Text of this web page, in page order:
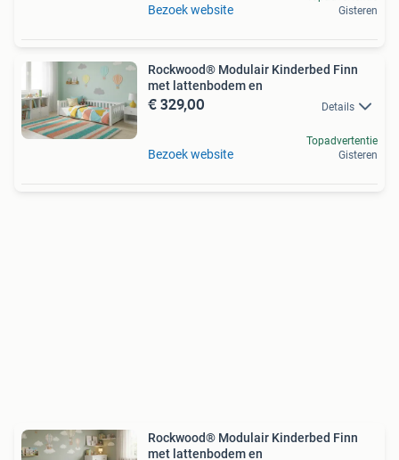
Bezoek website
Gisteren
Rockwood® Modulair Kinderbed Finn
met lattenbodem en
€ 329,00 Details
Bezoek website
Topadvertentie
Gisteren
Rockwood® Modulair Kinderbed Finn
met lattenbodem en